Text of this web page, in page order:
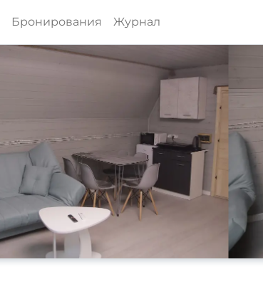
Бронирования Журнал